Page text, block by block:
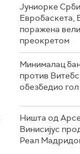
Јуниорке
Евробаскета,
поражена
преокретом
Минималац
против
обезбедио
Ништа од
Винисијус
Реал